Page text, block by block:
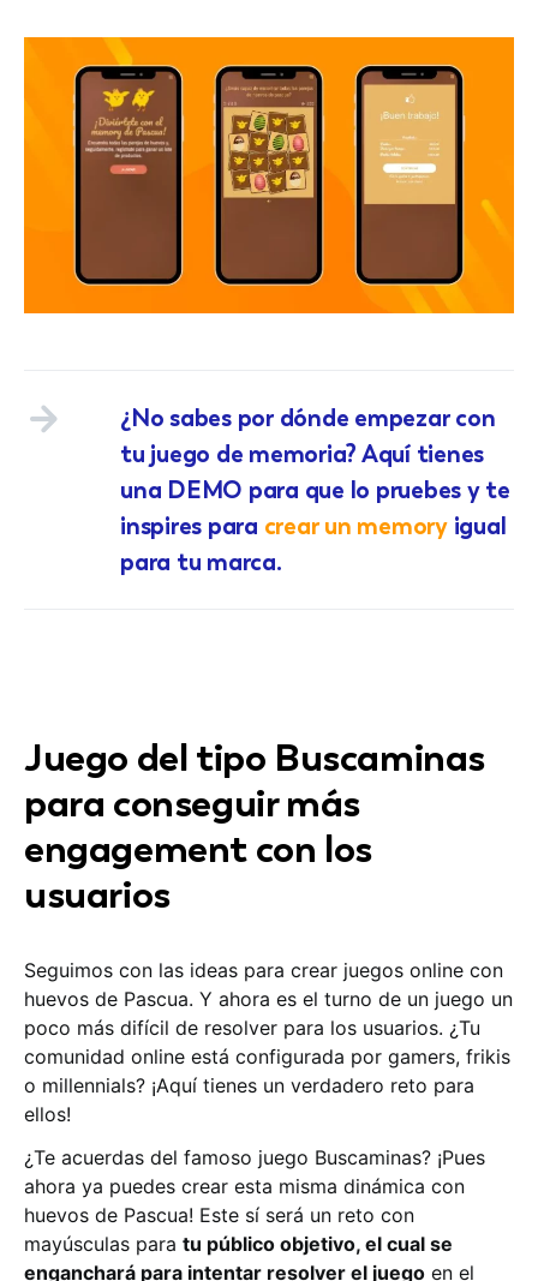
¿No sabes por dónde empezar con
tu juego de memoria? Aquí tienes
una DEMO para que lo pruebes y te
inspires para crear un memoryigual
para tu marca.
Juego del tipo Buscaminas
para conseguir más
engagement con los
usuarios
Seguimos con las ideas para crear juegos online con
huevos de Pascua. Y ahora es el turno de un juego un
poco más difícil de resolver para los usuarios. ¿Tu
comunidad online está configurada por gamers, frikis
o millennials? ¡Aquí tienes un verdadero reto para
ellos!
¿Te acuerdas del famoso juego Buscaminas? ¡Pues
ahora ya puedes crear esta misma dinámica con
huevos de Pascua! Este sí será un reto con
mayúsculas para tu público objetivo, el cual se
enganchará para intentar resolver el juego en el